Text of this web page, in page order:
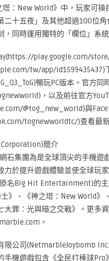
塔：New World》中，玩家可
二十五夜」及其他超過100位
，同時運用獨特的「欄位」系
play.google.com/
tw/app/id1599435437)
暢玩PC版本。官方
，以及前往官方
@tog_new_world)與
tognewworldtc/)查看最新
簡介
石集團為是全球頂尖的手機
力於提升遊戲體驗並使全球玩
原名Big Hit Entertainment)的
》、《神之塔：New World》
大罪：光與暗之交戰》。更多
。
限公司(NetmarbleJoybomb
手機遊戲包含《全民打棒球